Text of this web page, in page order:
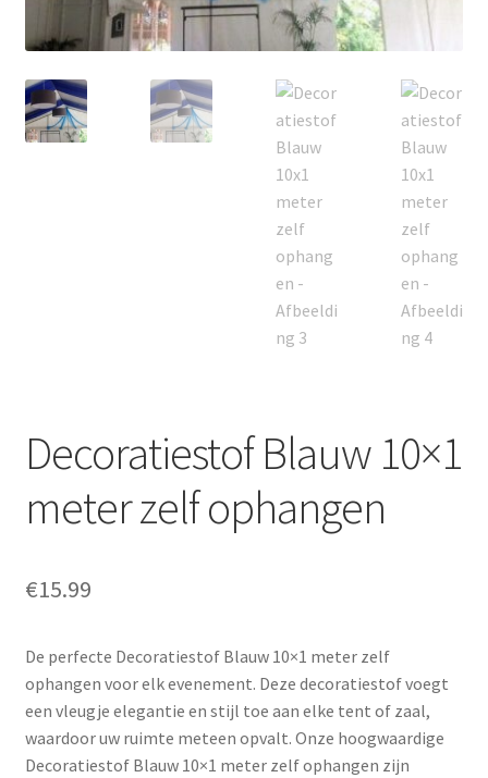
Offerte aanvraag
Privacybeleid
Decoratiestof Blauw 10×1
meter zelf ophangen
€15.99
De perfecte Decoratiestof Blauw 10×1 meter zelf
ophangen voor elk evenement. Deze decoratiestof voegt
een vleugje elegantie en stijl toe aan elke tent of zaal,
waardoor uw ruimte meteen opvalt. Onze hoogwaardige
Decoratiestof Blauw 10×1 meter zelf ophangen zijn